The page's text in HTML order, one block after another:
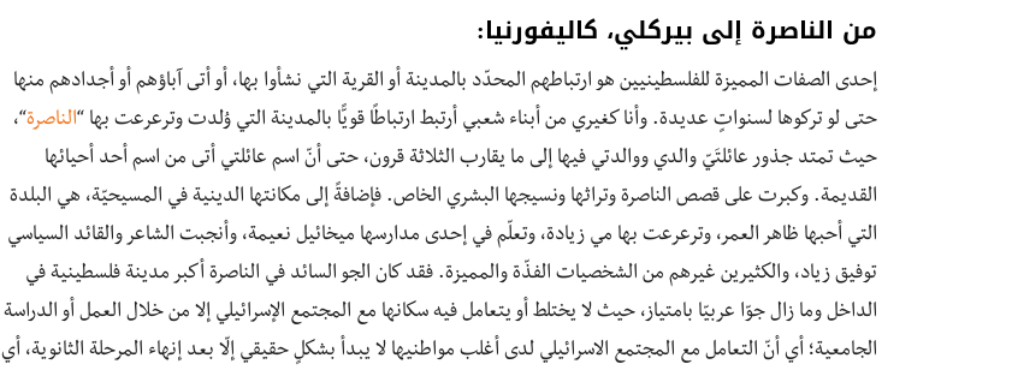
من الناصرة إلى بيركلي، كاليفورنيا:
إحدى الصفات المميزة للفلسطينيين هو ارتباطهم المحدّد بالمدينة أو القرية التي نشأوا بها، أو أتى آباؤهم أو أجدادهم منها
حتى لو تركوها لسنواتٍ عديدة. وأنا كغيري من أبناء شعبي أرتبط ارتباطًا قويًّا بالمدينة التي وُلِدت وترعرعت بها “الناصرة“،
حيث تمتد جذور عائلتَيّ والدي ووالدتي فيها إلى ما يقارب الثلاثة قرون، حتى أنّ اسم عائلتي أتى من اسم أحد أحيائها
القديمة. وكبرت على قصص الناصرة وتراثها ونسيجها البشري الخاص. فإضافةً إلى مكانتها الدينية في المسيحيّة، هي البلدة
التي أحبها ظاهر العمر، وترعرعت بها مي زيادة، وتعلّم في إحدى مدارسها ميخائيل نعيمة، وأنجبت الشاعر والقائد السياسي
توفيق زياد، والكثيرين غيرهم من الشخصيات الفذّة والمميزة. فقد كان الجو السائد في الناصرة أكبر مدينة فلسطينية في
الداخل وما زال جوّا عربيّا بامتياز، حيث لا يختلط أو يتعامل فيه سكانها مع المجتمع الإسرائيلي إلا من خلال العمل أو الدراسة
الجامعية؛ أي أنّ التعامل مع المجتمع الاسرائيلي لدى أغلب مواطنيها لا يبدأ بشكلٍ حقيقي إلّا بعد إنهاء المرحلة الثانوية، أي